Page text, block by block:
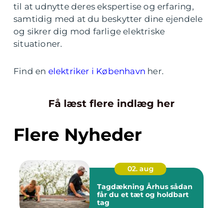
til at udnytte deres ekspertise og erfaring,
samtidig med at du beskytter dine ejendele
og sikrer dig mod farlige elektriske
situationer.
Find en elektriker i København her.
Få læst flere indlæg her
Flere Nyheder
02. aug
Tagdækning Århus sådan
får du et tæt og holdbart
tag